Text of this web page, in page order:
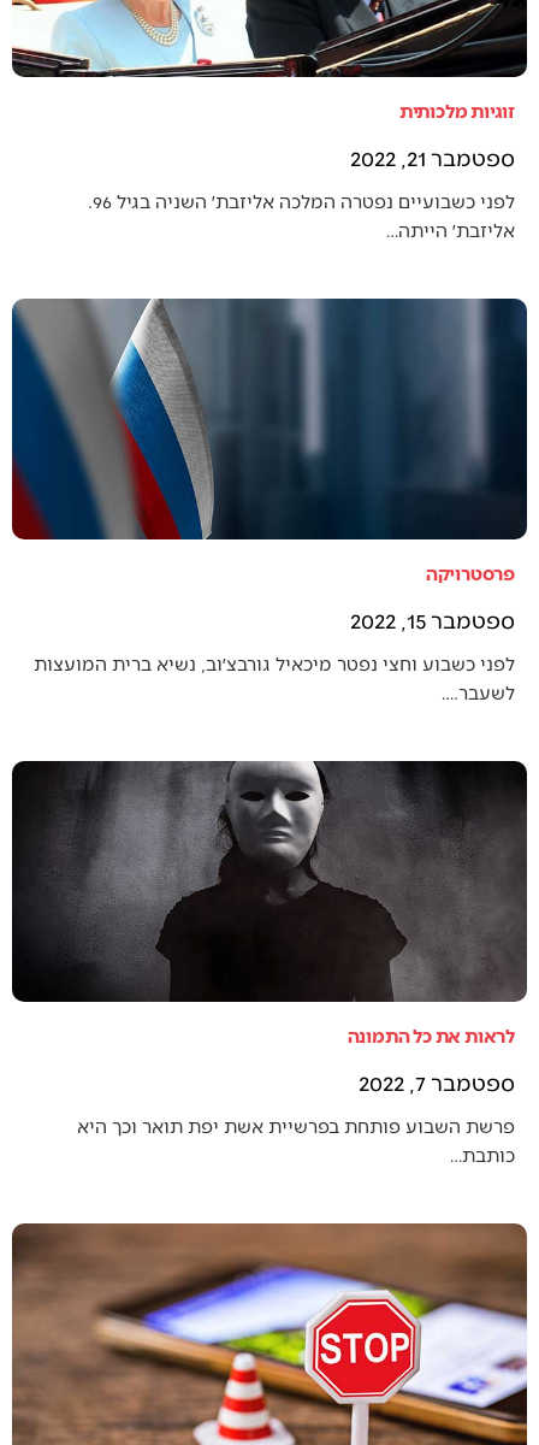
זוגיות מלכותית
ספטמבר 21, 2022
לפני כשבועיים נפטרה המלכה אליזבת׳ השניה בגיל 96.
אליזבת׳ הייתה…
פרסטרויקה
ספטמבר 15, 2022
לפני כשבוע וחצי נפטר מיכאיל גורבצ׳וב, נשיא ברית המועצות
לשעבר.…
לראות את כל התמונה
ספטמבר 7, 2022
פרשת השבוע פותחת בפרשיית אשת יפת תואר וכך היא
כותבת…